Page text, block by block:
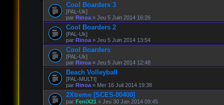
Cool Boarders 3
[PAL-Uk]
par Rinoa» Jeu 5 Juin 2014 16:26
Cool Boarders 2
[PAL-Uk]
par Rinoa» Jeu 5 Juin 2014 13:54
Cool Boarders
[PAL-Uk]
par Rinoa» Jeu 5 Juin 2014 12:48
Beach Volleyball
[PAL-MULTI]
par Rinoa» Mer 16 Juil 2014 19:38
2Xtreme [SCES-00400]
par FeniX21 » Jeu 30 Jan 2014 09:45